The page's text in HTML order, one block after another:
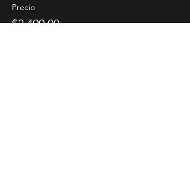
Precio
$2,499.00